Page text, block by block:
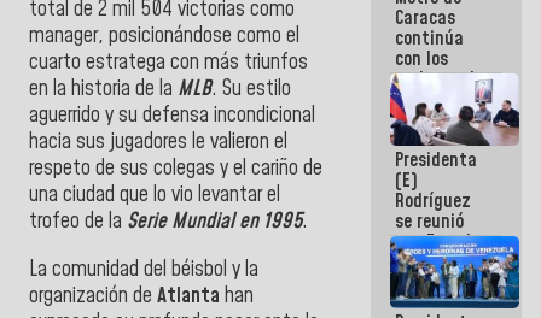
total de 2 mil 504 victorias como
manager, posicionándose como el
cuarto estratega con más triunfos
en la historia de la MLB. Su estilo
aguerrido y su defensa incondicional
hacia sus jugadores le valieron el
respeto de sus colegas y el cariño de
una ciudad que lo vio levantar el
trofeo de la Serie Mundial en 1995.
La comunidad del béisbol y la
organización de Atlanta han
Caracas
continúa
con los
trabajos de
mantenimiento
e inspección
en la Línea 2
Presidenta
(E)
Rodríguez
se reunió
con Estado
Mayor
Eléctrico
para